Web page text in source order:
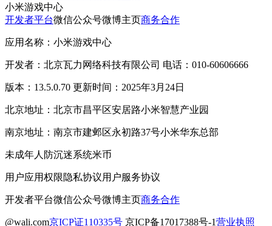
小米游戏中心
开发者平台微信公众号微博主页商务合作
应用名称：小米游戏中心
开发者：北京瓦力网络科技有限公司 电话：010-60606666
版本：13.5.0.70 更新时间：2025年3月24日
北京地址：北京市昌平区安居路小米智慧产业园
南京地址：南京市建邺区永初路37号小米华东总部
未成年人防沉迷系统米币
用户应用权限隐私协议用户服务协议
开发者平台微信公众号微博主页商务合作
@wali.com京ICP证110335号 京ICP备17017388号-1营业执照